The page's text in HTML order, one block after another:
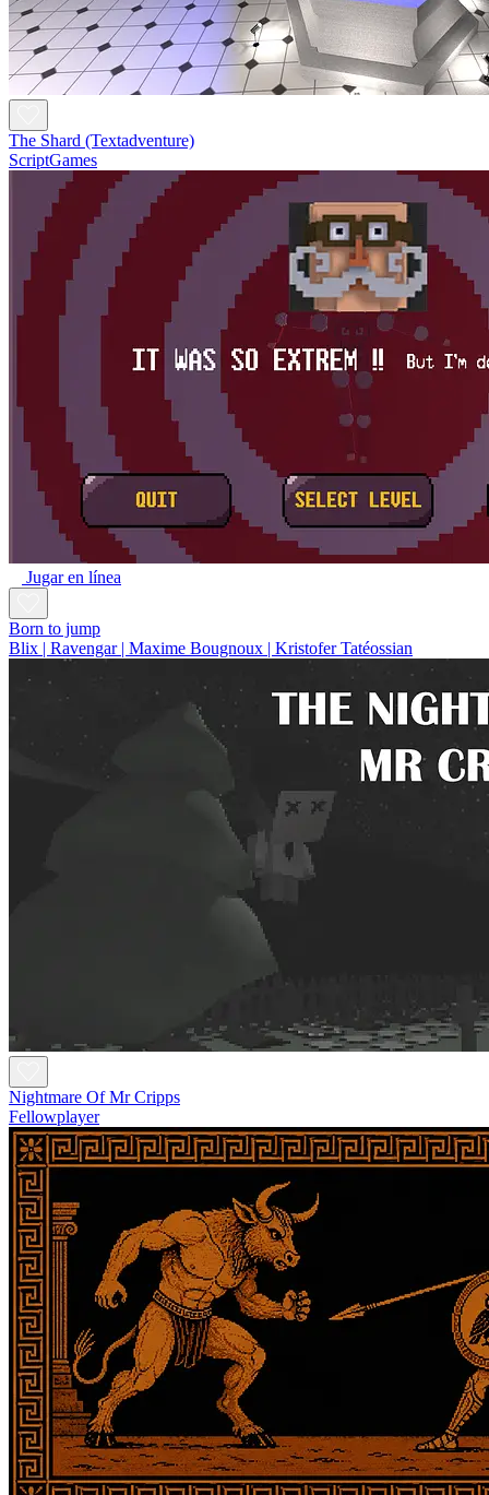
The Shard (Textadventure)
ScriptGames
Jugar en línea
Born to jump
Blix | Ravengar | Maxime Bougnoux | Kristofer Tatéossian
Nightmare Of Mr Cripps
Fellowplayer